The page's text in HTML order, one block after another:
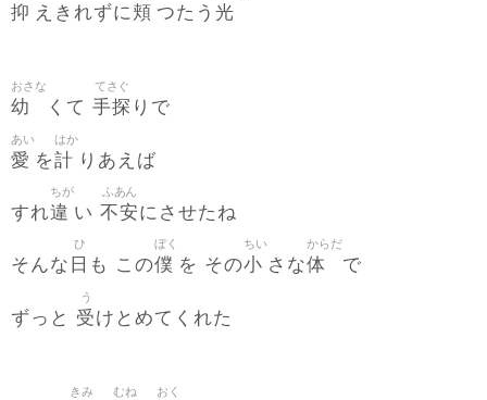
抑 えきれずに頬 つたう 光
幼
おさな
くて 手探
てさぐ
りで
愛
あい
を計
はか
りあえば
すれ違
ちが
い 不安
ふあん
にさせたね
そんな 日
ひ
も この僕
ぼく
を その小
ちい
さな体
からだ
で
ずっと 受
う
けとめてくれた
きみ むね おく